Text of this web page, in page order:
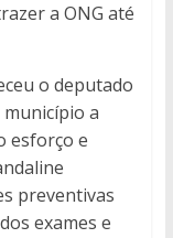
a ONG até
o deputado
a
esforço e
preventivas
exames e